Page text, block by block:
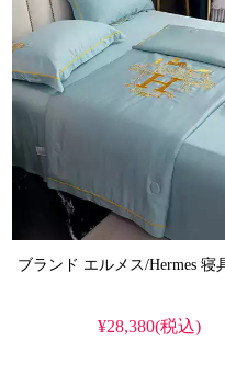
ブランド エルメス/
¥28,380(税込)